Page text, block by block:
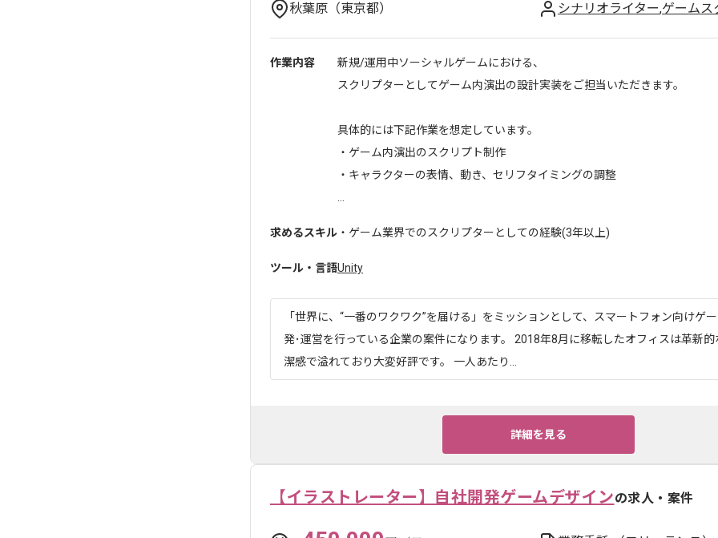
秋葉原（東京都）
シナリオライター,ゲームス
作業内容
新規/運用中ソーシャルゲームにおける、
スクリプターとしてゲーム内演出の設計実装をご担当いただきます。
具体的には下記作業を想定しています。
・ゲーム内演出のスクリプト制作
・キャラクターの表情、動き、セリフタイミングの調整
求めるスキル ・ゲーム業界でのスクリプターとしての経験(3年以上)
ツール・言語Unity
「世界に、“一番のワクワク”を届ける」をミッションとして、スマートフォン向けゲ
発･運営を行っている企業の案件になります。 2018年8月に移転したオフィスは革新
潔感で溢れており大変好評です。 一人あたり...
詳細を見る
【イラストレーター】自社開発ゲームデザインの求人・案件